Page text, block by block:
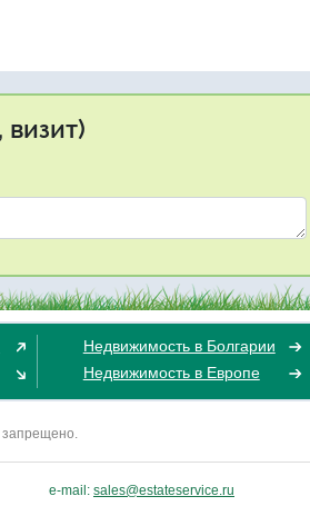
Недвижимость в Болгарии
Недвижимость в Европе
запрещено.
e-mail: sales@estateservice.ru